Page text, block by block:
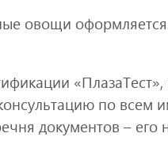
овощи оформляется
по всем
документов –